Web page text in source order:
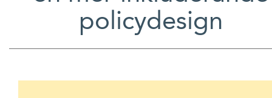
English
Skandinaviska
policydesign